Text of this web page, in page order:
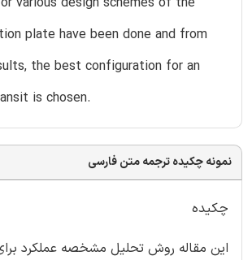
plate have been done and from
the best configuration for an
is chosen.
نمونه چکیده ترجمه متن فارسی
چکیده
این مقاله روش تحلیل مشخصه عملکرد